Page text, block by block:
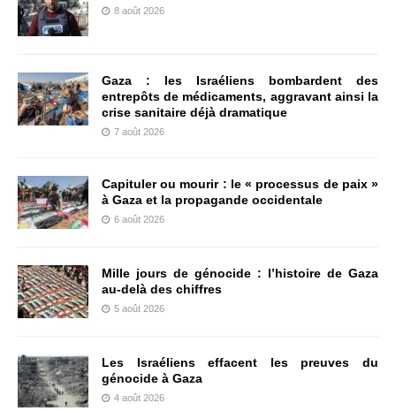
8 août 2026
Gaza : les Israéliens bombardent des
entrepôts de médicaments, aggravant ainsi la
crise sanitaire déjà dramatique
7 août 2026
Capituler ou mourir : le « processus de paix »
à Gaza et la propagande occidentale
6 août 2026
Mille jours de génocide : l’histoire de Gaza
au-delà des chiffres
5 août 2026
Les Israéliens effacent les preuves du
génocide à Gaza
4 août 2026